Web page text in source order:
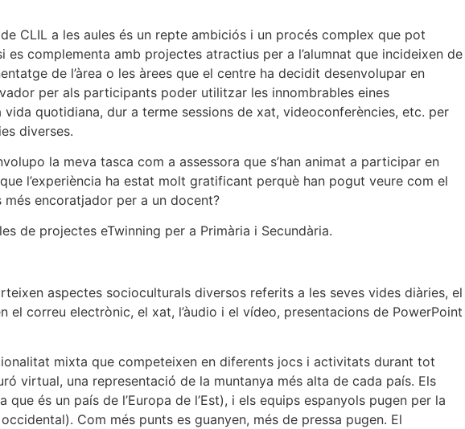
CLIL a les aules és un repte ambiciós i un procés complex que pot
complementa amb projectes atractius per a l’alumnat que incideixen de
de l’àrea o les àrees que el centre ha decidit desenvolupar en
per als participants poder utilitzar les innombrables eines
quotidiana, dur a terme sessions de xat, videoconferències, etc. per
diverses.
la meva tasca com a assessora que s’han animat a participar en
l’experiència ha estat molt gratificant perquè han pogut veure com el
més encoratjador per a un docent?
de projectes eTwinning per a Primària i Secundària.
aspectes socioculturals diversos referits a les seves vides diàries, el
el correu electrònic, el xat, l’àudio i el vídeo, presentacions de PowerPoint
mixta que competeixen en diferents jocs i activitats durant tot
virtual, una representació de la muntanya més alta de cada país. Els
és un país de l’Europa de l’Est), i els equips espanyols pugen per la
Com més punts es guanyen, més de pressa pugen. El